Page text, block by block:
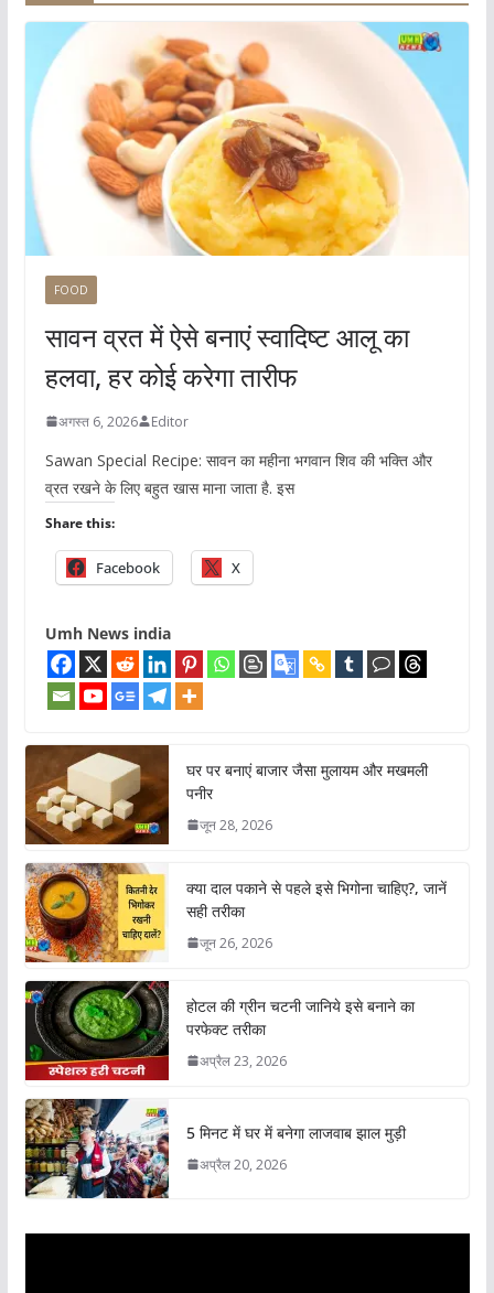
FOOD
सावन व्रत में ऐसे बनाएं स्वादिष्ट आलू का
हलवा, हर कोई करेगा तारीफ
अगस्त 6, 2026 Editor
Sawan Special Recipe: सावन का महीना भगवान शिव की भक्ति और
व्रत रखने के लिए बहुत खास माना जाता है. इस
Share this:
Facebook X
Umh News india
घर पर बनाएं बाजार जैसा मुलायम और मखमली
पनीर
जून 28, 2026
क्या दाल पकाने से पहले इसे भिगोना चाहिए?, जानें
सही तरीका
जून 26, 2026
होटल की ग्रीन चटनी जानिये इसे बनाने का
परफेक्ट तरीका
अप्रैल 23, 2026
5 मिनट में घर में बनेगा लाजवाब झाल मुड़ी
अप्रैल 20, 2026